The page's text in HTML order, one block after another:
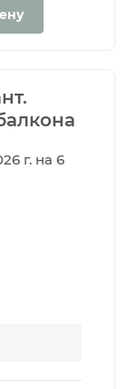
г. на 6